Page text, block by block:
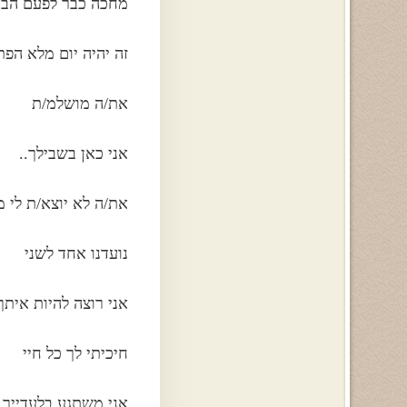
מחכה כבר לפעם
זה יהיה יום מלא
את/ה מושלמ/ת
אני כאן בשבילך..
את/ה לא יוצא/ת
נועדנו אחד לשני
אני רוצה להיות
חיכיתי לך כל חיי
אני משתגע בלעדייך